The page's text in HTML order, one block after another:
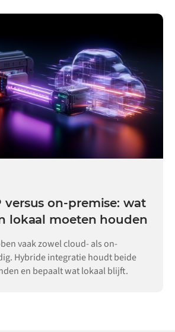
versus on-premise: wat
lokaal moeten houden
vaak zowel cloud- als on-
Hybride integratie houdt beide
en bepaalt wat lokaal blijft.